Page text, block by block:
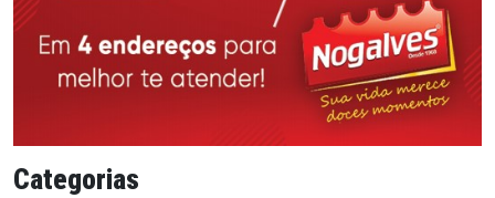
Categorias